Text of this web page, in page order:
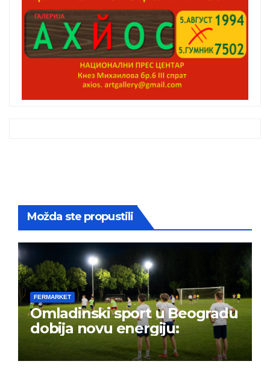
Možda ste propustili
FERMARKET
Omladinski sport u Beogradu
dobija novu energiju: